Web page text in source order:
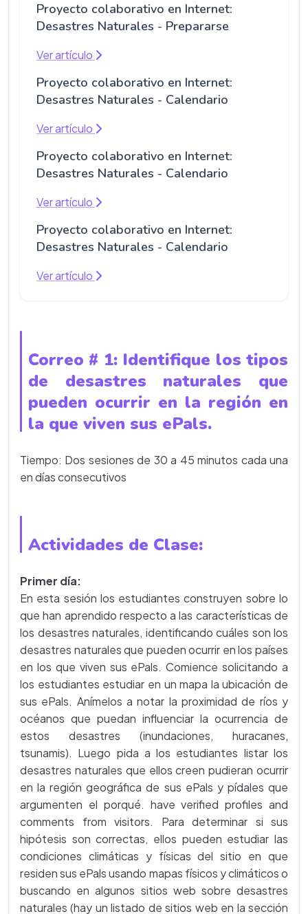
Proyecto colaborativo en Internet:
Desastres Naturales - Prepararse
Ver artículo
Proyecto colaborativo en Internet:
Desastres Naturales - Calendario
Ver artículo
Proyecto colaborativo en Internet:
Desastres Naturales - Calendario
Ver artículo
Proyecto colaborativo en Internet:
Desastres Naturales - Calendario
Ver artículo
Correo # 1: Identifique los tipos
de desastres naturales que
pueden ocurrir en la región en
la que viven sus ePals.
Tiempo: Dos sesiones de 30 a 45 minutos cada una
en días consecutivos
Actividades de Clase:
Primer día:
En esta sesión los estudiantes construyen sobre lo
que han aprendido respecto a las características de
los desastres naturales, identificando cuáles son los
desastres naturales que pueden ocurrir en los países
en los que viven sus ePals. Comience solicitando a
los estudiantes estudiar en un mapa la ubicación de
sus ePals. Anímelos a notar la proximidad de ríos y
océanos que puedan influenciar la ocurrencia de
estos desastres (inundaciones, huracanes,
tsunamis). Luego pida a los estudiantes listar los
desastres naturales que ellos creen pudieran ocurrir
en la región geográfica de sus ePals y pídales que
argumenten el porqué. have verified profiles and
comments from visitors. Para determinar si sus
hipótesis son correctas, ellos pueden estudiar las
condiciones climáticas y físicas del sitio en que
residen sus ePals usando mapas físicos y climáticos o
buscando en algunos sitios web sobre desastres
naturales (hay un listado de sitios web en la sección